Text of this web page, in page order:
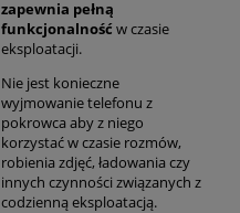
zapewnia pełną
funkcjonalność w czasie
eksploatacji.
Nie jest konieczne
wyjmowanie telefonu z
pokrowca aby z niego
korzystać w czasie rozmów,
robienia zdjęć, ładowania czy
innych czynności związanych z
codzienną eksploatacją.